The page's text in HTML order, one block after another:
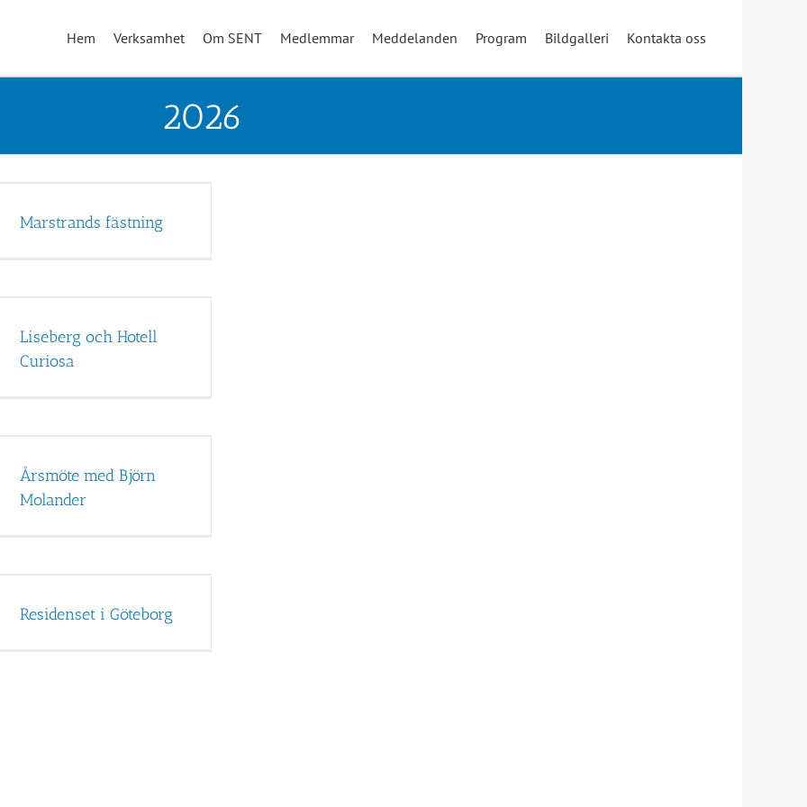
Hem Verksamhet Om SENT Medlemmar Meddelanden Program Bildgalleri Kontakta oss
2026
Marstrands fästning
Liseberg och Hotell
Curiosa
Årsmöte med Björn
Molander
Residenset i Göteborg